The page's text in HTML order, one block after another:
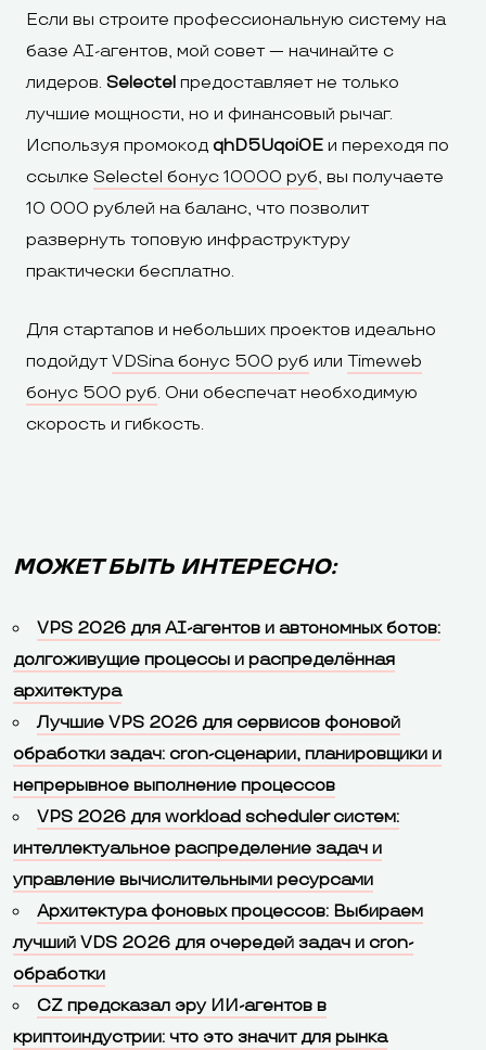
Если вы строите профессиональную систему на
базе AI-агентов, мой совет — начинайте с
лидеров. Selectel предоставляет не только
лучшие мощности, но и финансовый рычаг.
Используя промокод qhD5Uqoi0E и переходя по
ссылке Selectel бонус 10000 руб, вы получаете
10 000 рублей на баланс, что позволит
развернуть топовую инфраструктуру
практически бесплатно.
Для стартапов и небольших проектов идеально
подойдутVDSina бонус 500 руб или Timeweb
бонус 500 руб. Они обеспечат необходимую
скорость и гибкость.
МОЖЕТ БЫТЬ ИНТЕРЕСНО:
VPS 2026 для AI-агентов и автономных ботов:
долгоживущие процессы и распределённая
архитектура
Лучшие VPS 2026 для сервисов фоновой
обработки задач: cron-сценарии, планировщики и
непрерывное выполнение процессов
VPS 2026 для workload scheduler систем:
интеллектуальное распределение задач и
управление вычислительными ресурсами
Архитектура фоновых процессов: Выбираем
лучший VDS 2026 для очередей задач и cron-
обработки
CZ предсказал эру ИИ-агентов в
криптоиндустрии: что это значит для рынка